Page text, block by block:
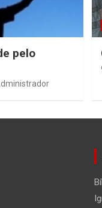
pelo